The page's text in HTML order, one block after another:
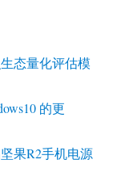
态量化评估模
的更
果R2手机电源